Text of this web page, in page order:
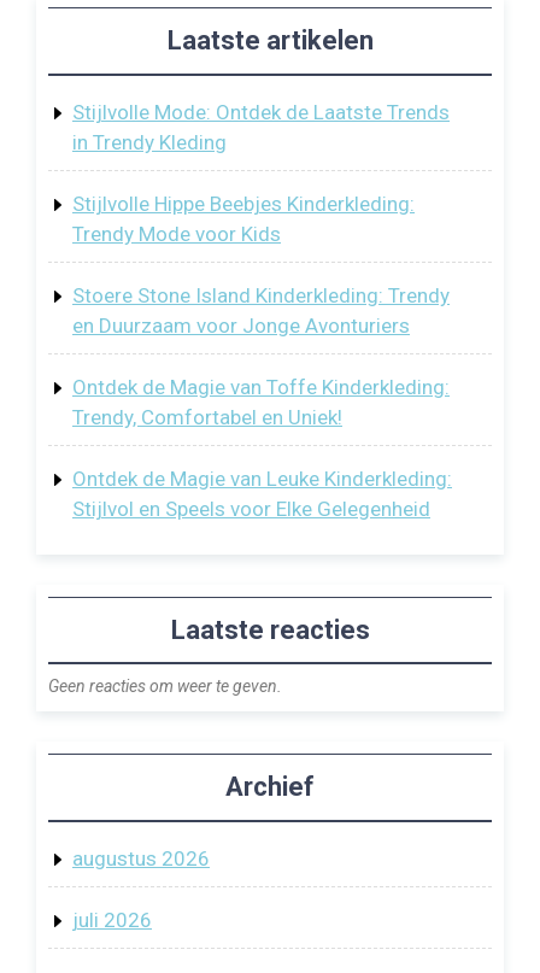
Laatste artikelen
Stijlvolle Mode: Ontdek de Laatste Trends
in Trendy Kleding
Stijlvolle Hippe Beebjes Kinderkleding:
Trendy Mode voor Kids
Stoere Stone Island Kinderkleding: Trendy
en Duurzaam voor Jonge Avonturiers
Ontdek de Magie van Toffe Kinderkleding:
Trendy, Comfortabel en Uniek!
Ontdek de Magie van Leuke Kinderkleding:
Stijlvol en Speels voor Elke Gelegenheid
Laatste reacties
Geen reacties om weer te geven.
Archief
augustus 2026
juli 2026